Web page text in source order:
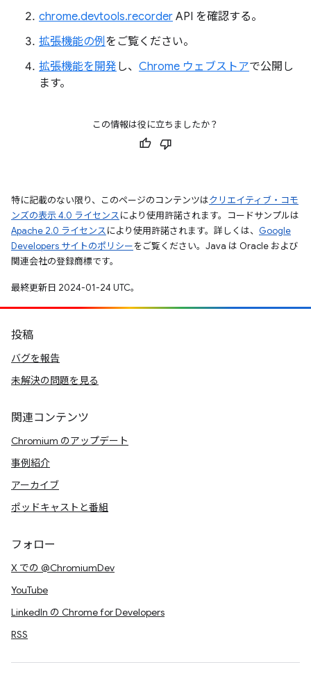
chrome.devtools.recorder API を確認する。
拡張機能の例をご覧ください。
拡張機能を開発 し、 Chrome ウェブストアで公開し
ます。
この情報は役に立ちましたか？
特に記載のない限り、このページのコンテンツはクリエイティブ・コモ
ンズの表示 4.0 ライセンスにより使用許諾されます。コードサンプルは
Apache 2.0 ライセンスにより使用許諾されます。詳しくは、 Google
Developers サイトのポリシーをご覧ください。Java は Oracle および
関連会社の登録商標です。
最終更新日 2024-01-24 UTC。
投稿
バグを報告
未解決の問題を見る
関連コンテンツ
Chromium のアップデート
事例紹介
アーカイブ
ポッドキャストと番組
フォロー
X での @ChromiumDev
YouTube
LinkedIn の Chrome for Developers
RSS